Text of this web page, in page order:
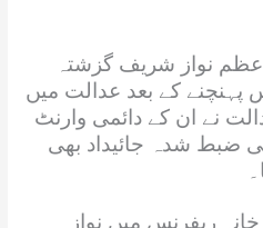
نواز شریف گزشتہ
پہنچنے کے بعد عدالت میں
نے ان کے دائمی وارنٹ
ضبط شدہ جائیداد بھی
ریفرنس میں نواز